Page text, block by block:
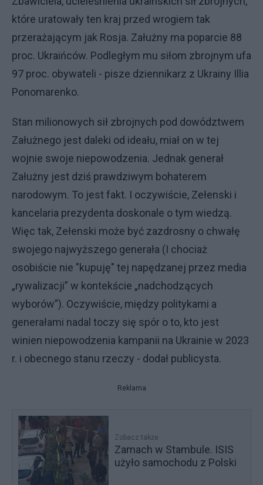
które uratowały ten kraj przed wrogiem tak
przerażającym jak Rosja. Załużny ma poparcie 88
proc. Ukraińców. Podległym mu siłom zbrojnym ufa
97 proc. obywateli - pisze dziennikarz z Ukrainy Illia
Ponomarenko.
Stan milionowych sił zbrojnych pod dowództwem
Załużnego jest daleki od ideału, miał on w tej
wojnie swoje niepowodzenia. Jednak generał
Załużny jest dziś prawdziwym bohaterem
narodowym. To jest fakt. I oczywiście, Zełenski i
kancelaria prezydenta doskonale o tym wiedzą.
Więc tak, Zełenski może być zazdrosny o chwałę
swojego najwyższego generała (I chociaż
osobiście nie "kupuję" tej napędzanej przez media
„rywalizacji” w kontekście „nadchodzących
wyborów”). Oczywiście, między politykami a
generałami nadal toczy się spór o to, kto jest
winien niepowodzenia kampanii na Ukrainie w 2023
r. i obecnego stanu rzeczy - dodał publicysta.
Reklama
Zobacz także
Zamach w Stambule. ISIS
użyło samochodu z Polski